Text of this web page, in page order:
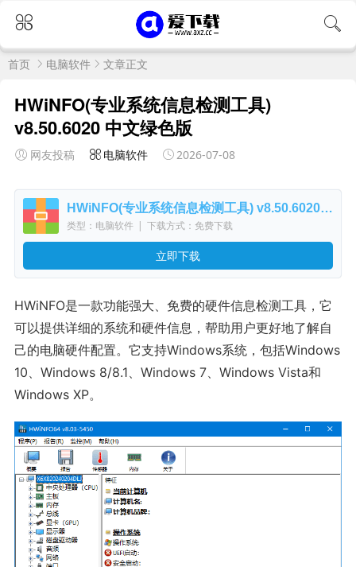
首页 电脑软件 文章正文
HWiNFO(专业系统信息检测工具)
v8.50.6020 中文绿色版
网友投稿 电脑软件 2026-07-08
HWiNFO(专业系统信息检测工具) v8.50.6020 中文绿色版
类型：电脑软件 | 下载方式：免费下载
立即下载
HWiNFO是一款功能强大、免费的硬件信息检测工具，它
可以提供详细的系统和硬件信息，帮助用户更好地了解自
己的电脑硬件配置。它支持Windows系统，包括Windows
10、Windows 8/8.1、Windows 7、Windows Vista和
Windows XP。